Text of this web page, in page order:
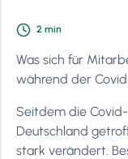
2 min
Was sich für
während der
Seitdem die
Deutschland
stark verändert.